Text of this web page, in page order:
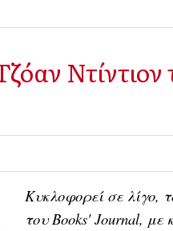
Ντίντιον
Κυκλοφορεί σε λίγο,
του Books' Journal, με